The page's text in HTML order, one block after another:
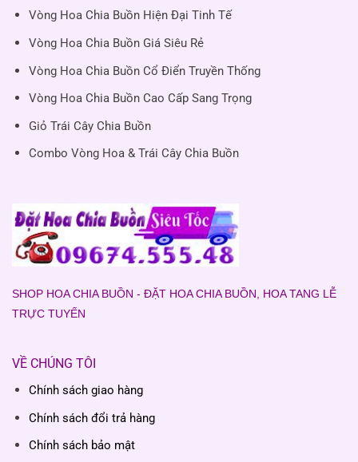
Vòng Hoa Chia Buồn Hiện Đại Tinh Tế
Vòng Hoa Chia Buồn Giá Siêu Rẻ
Vòng Hoa Chia Buồn Cổ Điển Truyền Thống
Vòng Hoa Chia Buồn Cao Cấp Sang Trọng
Giỏ Trái Cây Chia Buồn
Combo Vòng Hoa & Trái Cây Chia Buồn
SHOP HOA CHIA BUỒN - ĐẶT HOA CHIA BUỒN, HOA TANG LỄ
TRỰC TUYẾN
VỀ CHÚNG TÔI
Chính sách giao hàng
Chính sách đổi trả hàng
Chính sách bảo mật